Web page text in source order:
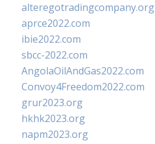
alteregotradingcompany.org
aprce2022.com
ibie2022.com
sbcc-2022.com
AngolaOilAndGas2022.com
Convoy4Freedom2022.com
grur2023.org
hkhk2023.org
napm2023.org